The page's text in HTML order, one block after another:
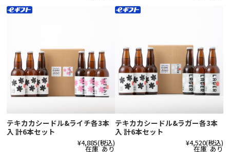
テキカカシードル&ライチ各3本
入 計6本セット
¥4,885(税込)
在庫 あり
テキカカシードル&ラガー各3本
入 計6本セット
¥4,520(税込)
在庫 あり